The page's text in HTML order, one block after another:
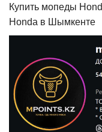
Купить мопеды
Honda в Шымкенте